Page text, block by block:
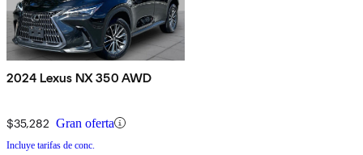
2024 Lexus NX 350 AWD
$35,282 Gran oferta
Incluye tarifas de conc.